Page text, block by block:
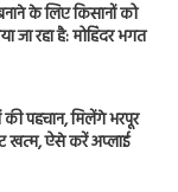
के लिए किसानों को
जा रहा है: मोहिंदर भगत
पहचान, मिलेंगे भरपूर
खत्म, ऐसे करें अप्लाई